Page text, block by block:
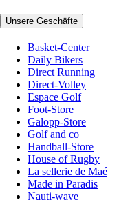
Unsere Geschäfte
Basket-Center
Daily Bikers
Direct Running
Direct-Volley
Espace Golf
Foot-Store
Galopp-Store
Golf and co
Handball-Store
House of Rugby
La sellerie de Maé
Made in Paradis
Nauti-wave